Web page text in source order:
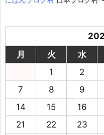
月
火 水
1
2
7
8 9
14
15 16
21
22 23